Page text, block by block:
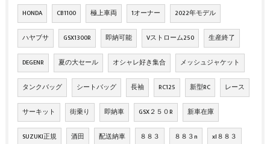
HONDA CB1100 極上車両 1オーナー 2022年モデル
ハヤブサ GSX1300R 即納可能 Vストローム250 生産終了
DEGENR 夏の大セール オシャレ好き集合 メッシュジャケット
タンクバッグ シートバッグ 長袖 RC125 新型RC レース
サーキット 街乗り 即納車 GSX２５０R 新車在庫
SUZUKI正規 酒田 配送納車 ８８３ ８８３n xl８８３